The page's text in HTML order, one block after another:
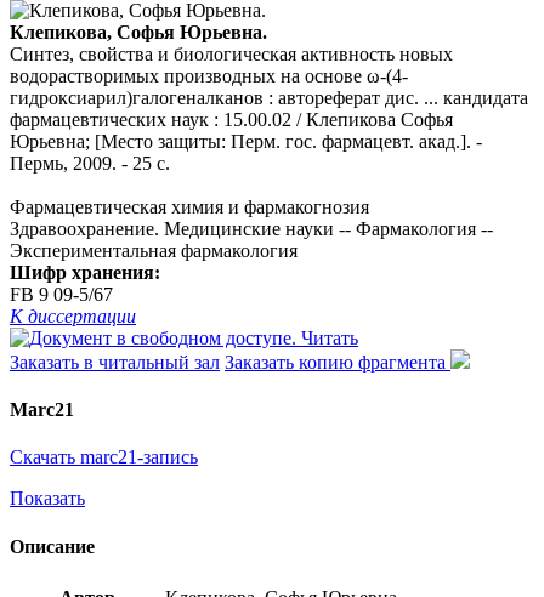
Клепикова, Софья Юрьевна.
Синтез, свойства и биологическая активность новых
водорастворимых производных на основе ω-(4-
гидроксиарил)галогеналканов : автореферат дис. ... кандидата
фармацевтических наук : 15.00.02 / Клепикова Софья
Юрьевна; [Место защиты: Перм. гос. фармацевт. акад.]. -
Пермь, 2009. - 25 с.
Фармацевтическая химия и фармакогнозия
Здравоохранение. Медицинские науки -- Фармакология --
Экспериментальная фармакология
Шифр хранения:
FB 9 09-5/67
К диссертации
Читать
Заказать в читальный зал Заказать копию фрагмента
Marc21
Скачать marc21-запись
Показать
Описание